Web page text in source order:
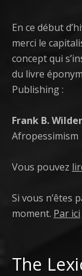
En ce début
merci le
concept qui
du livre
Publishing :
Frank B.
Afropessimism
Vous pouvez
Si vous n’êtes
moment. Par ici
The